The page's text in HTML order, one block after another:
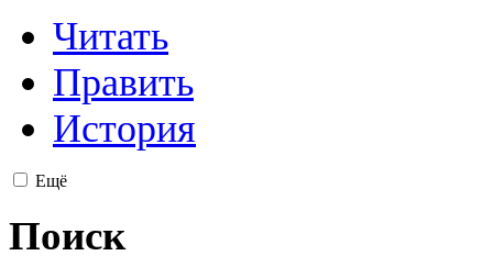
Читать
Править
История
Ещё
Поиск